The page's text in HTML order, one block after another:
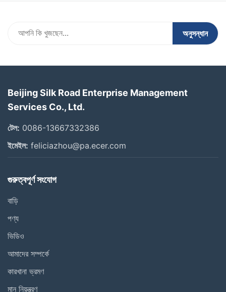
অনুসন্ধান
Beijing Silk Road Enterprise Management
Services Co., Ltd.
টেল: 0086-13667332386
ইমেইল: feliciazhou@pa.ecer.com
গুরুত্বপূর্ণ সংযোগ
বাড়ি
পণ্য
ভিডিও
আমাদের সম্পর্কে
কারখানা ভ্রমণ
মান নিয়ন্ত্রণ